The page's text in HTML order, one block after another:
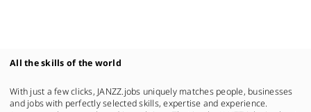
All the skills of the world
With just a few clicks, JANZZ.jobs uniquely matches people, businesses
and jobs with perfectly selected skills, expertise and experience.